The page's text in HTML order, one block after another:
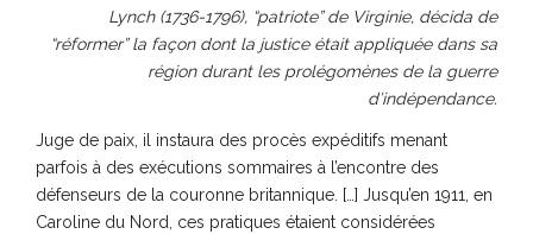
Lynch (1736-1796), “patriote” de Virginie, décida de
“réformer” la façon dont la justice était appliquée dans sa
région durant les prolégomènes de la guerre
d’indépendance.
Juge de paix, il instaura des procès expéditifs menant
parfois à des exécutions sommaires à l’encontre des
défenseurs de la couronne britannique. […] Jusqu’en 1911, en
Caroline du Nord, ces pratiques étaient considérées